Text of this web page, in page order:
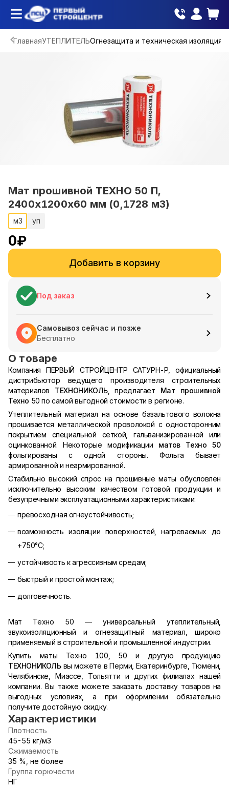
ГлавнаяУТЕПЛИТЕЛЬОгнезащита и техническая изоляция
Мат прошивной ТЕХНО 50 П,
2400х1200х60 мм (0,1728 м3)
м3 уп
0₽
Добавить в корзину
Под заказ
Самовывоз сейчас и позже
Бесплатно
О товаре
Компания ПЕРВЫЙ СТРОЙЦЕНТР САТУРН-Р, официальный
дистрибьютор ведущего производителя строительных
материалов ТЕХНОНИКОЛЬ, предлагает Мат прошивной
Техно 50 по самой выгодной стоимости в регионе.
Утеплительный материал на основе базальтового волокна
прошивается металлической проволокой с односторонним
покрытием специальной сеткой, гальванизированной или
оцинкованной. Некоторые модификации матов Техно 50
фольгированы с одной стороны. Фольга бывает
армированной и неармированной.
Стабильно высокий спрос на прошивные маты обусловлен
исключительно высоким качеством готовой продукции и
безупречными эксплуатационными характеристиками:
превосходная огнеустойчивость;
возможность изоляции поверхностей, нагреваемых до
+750°С;
устойчивость к агрессивным средам;
быстрый и простой монтаж;
долговечность.
Мат Техно 50 — универсальный утеплительный,
звукоизоляционный и огнезащитный материал, широко
применяемый в строительной и промышленной индустрии.
Купить маты Техно 100
50 и другую продукцию
ТЕХНОНИКОЛЬвы можете в Перми, Екатеринбурге, Тюмени,
Челябинске, Миассе, Тольятти и других филиалах нашей
компании. Вы также можете заказать доставку товаров на
выгодных условиях, а при оформлении обязательно
получите достойную скидку.
Характеристики
Плотность
45-55 кг/м3
Сжимаемость
35 %, не более
Группа горючести
НГ